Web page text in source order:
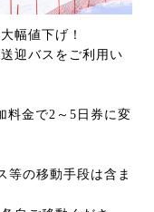
幅値下げ！
迎バスをご利用い
料金で2～5日券に変
等の移動手段は含ま